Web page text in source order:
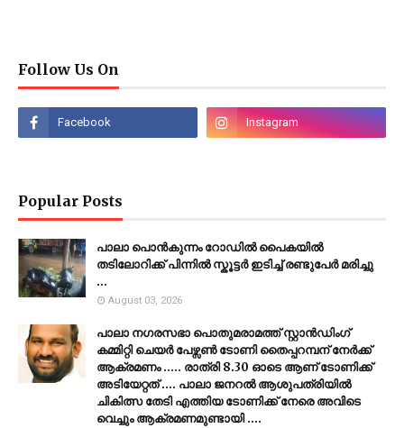
Follow Us On
Popular Posts
പാലാ പൊൻകുന്നം റോഡിൽ പൈകയിൽ
തടിലോറിക്ക് പിന്നിൽ സ്കൂട്ടർ ഇടിച്ച് രണ്ടുപേർ മരിച്ചു
...
August 03, 2026
പാലാ നഗരസഭാ പൊതുമരാമത്ത് സ്റ്റാൻഡിംഗ്
കമ്മിറ്റി ചെയർ പേഴ്സൺ ടോണി തൈപ്പറമ്പന് നേർക്ക്
ആക്രമണം ..... രാത്രി 8.30 ഓടെ ആണ് ടോണിക്ക്
അടിയേറ്റത് .... പാലാ ജനറൽ ആശുപത്രിയിൽ
ചികിത്സ തേടി എത്തിയ ടോണിക്ക് നേരെ അവിടെ
വെച്ചും ആക്രമണമുണ്ടായി ....